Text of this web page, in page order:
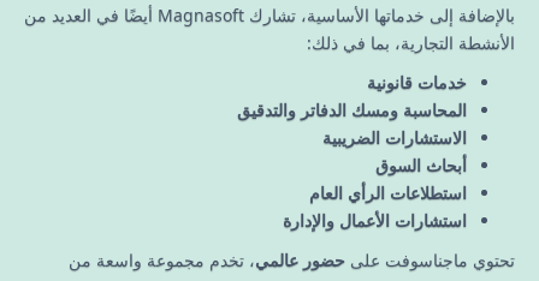
بالإضافة إلى خدماتها الأساسية، تشارك Magnasoft أيضًا في العديد من
الأنشطة التجارية، بما في ذلك:
خدمات قانونية
المحاسبة ومسك الدفاتر والتدقيق
الاستشارات الضريبية
أبحاث السوق
استطلاعات الرأي العام
استشارات الأعمال والإدارة
تحتوي ماجناسوفت على حضور عالمي، تخدم مجموعة واسعة من